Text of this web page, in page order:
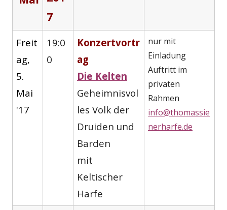
7
Freit
ag,
5.
Mai
'17
19:0
0
Konzertvortr
ag
Die Kelten
Geheimnisvol
les Volk der
Druiden und
Barden
mit
Keltischer
Harfe
nur mit
Einladung
Auftritt im
privaten
Rahmen
info@thomassie
nerharfe.de